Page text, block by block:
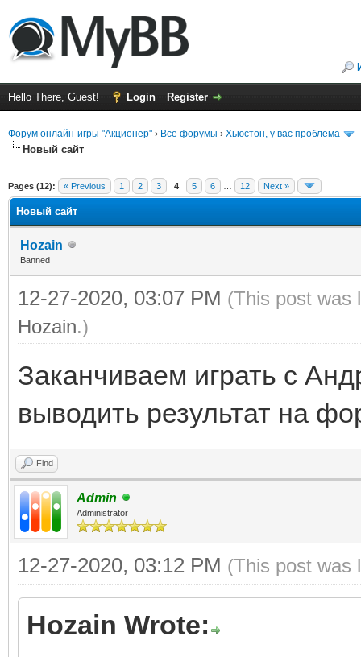
Hello There, Guest! Login Register
Форум онлайн-игры "Акционер" › Все форумы › Хьюстон, у вас проблема
Новый сайт
Pages (12): « Previous 1 2 3 4 5 6 12 Next »
Новый сайт
Hozain
Banned
12-27-2020, 03:07 PM (This post was
Hozain.)
Заканчиваем играть с
выводить результат на
Find
Admin
Administrator
12-27-2020, 03:12 PM (This post was
Hozain Wrote: